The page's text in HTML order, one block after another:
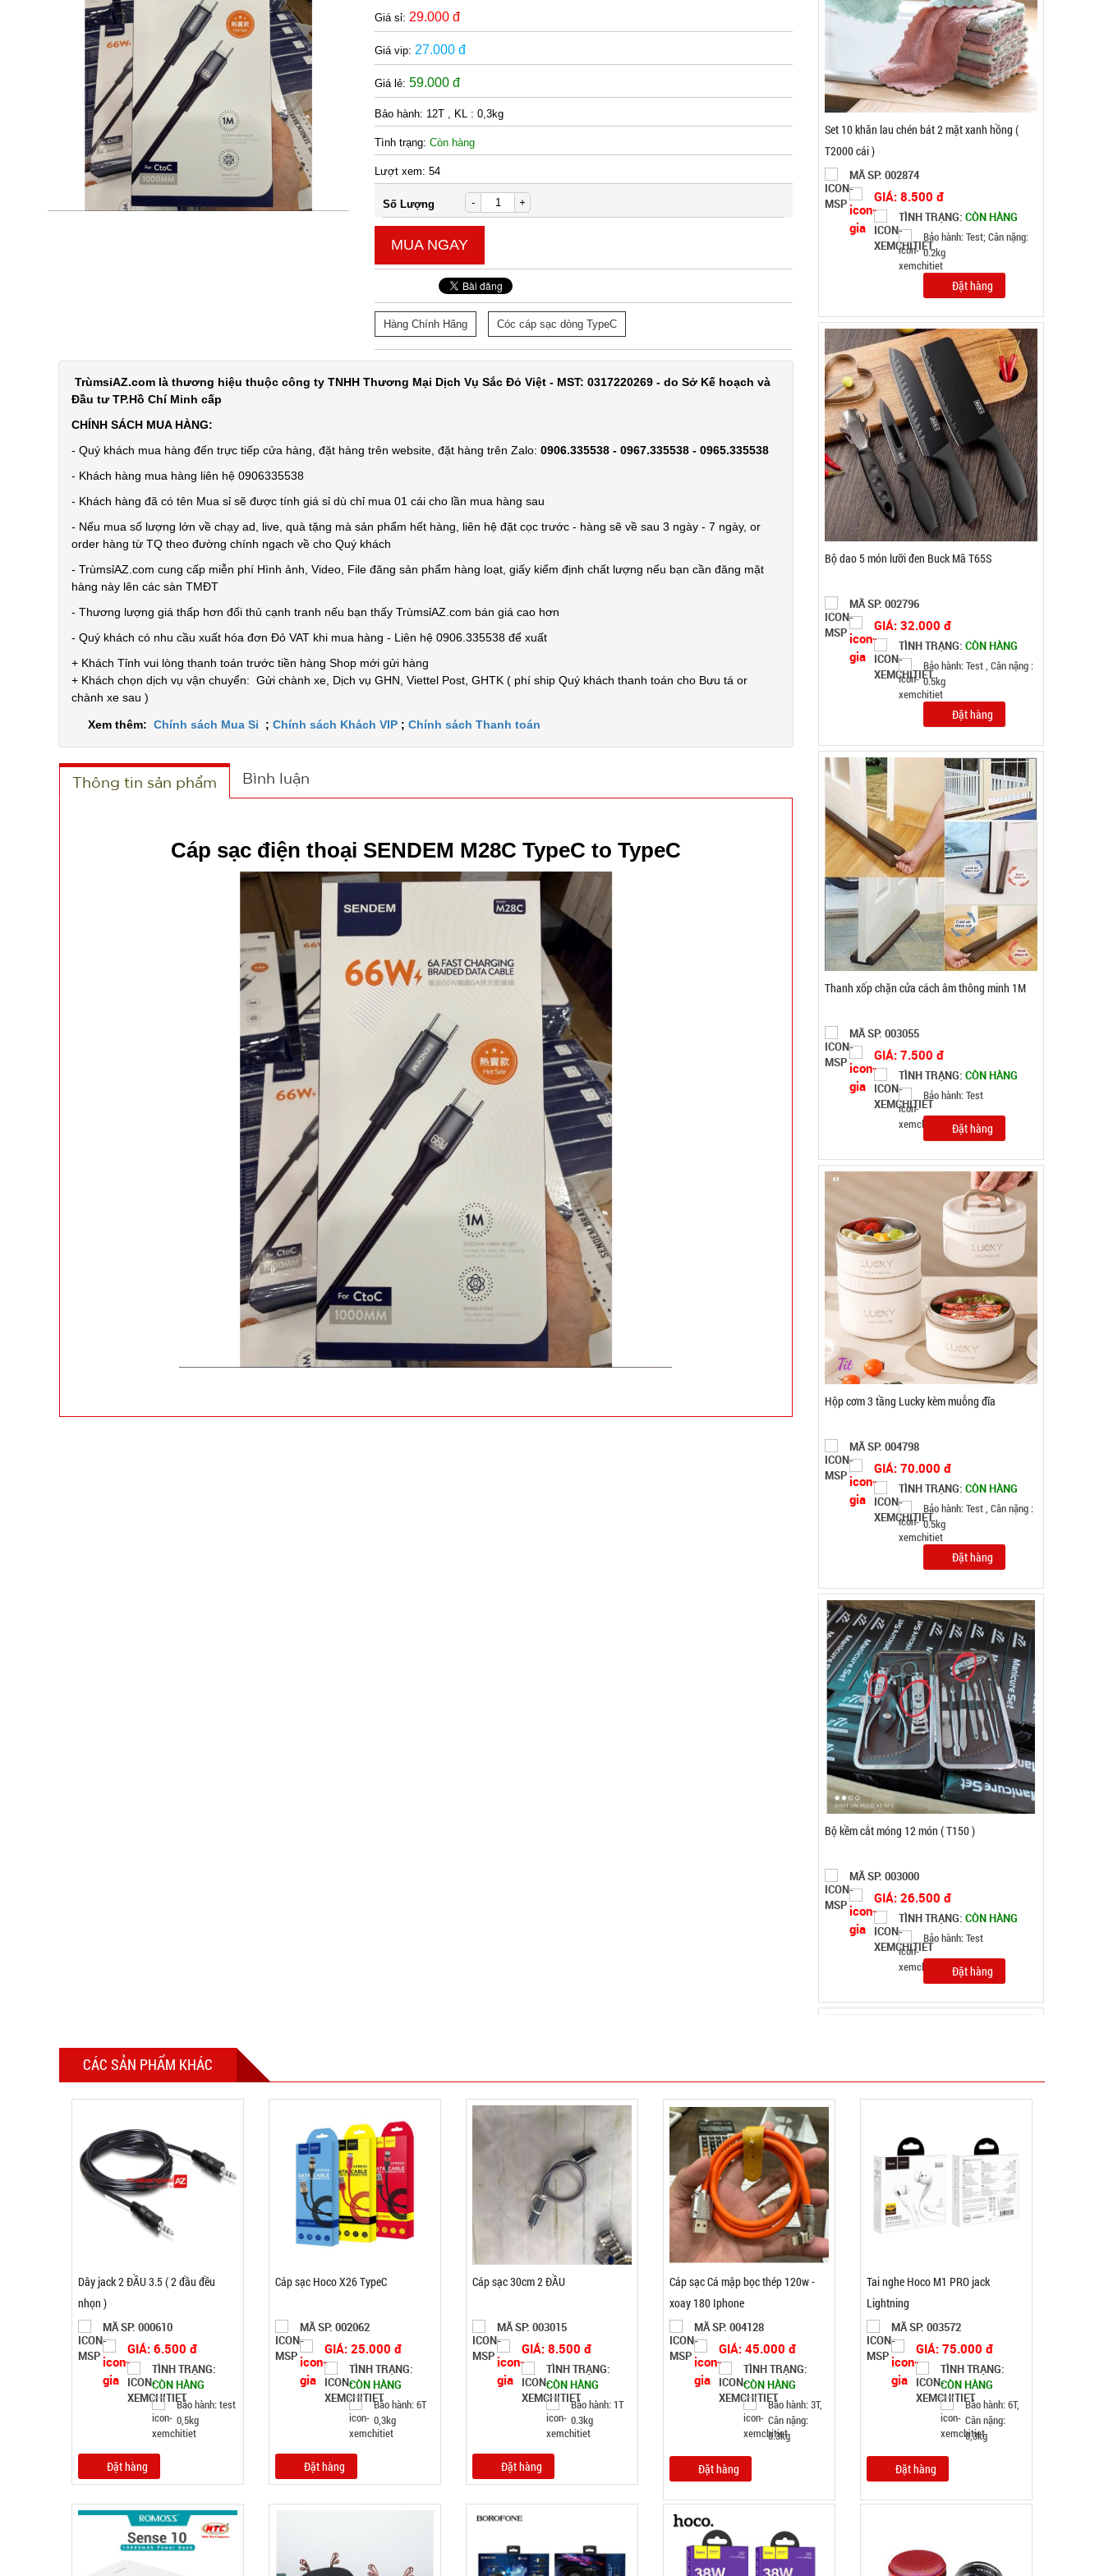
Giá sỉ:29.000 đ
Giá vip:27.000 đ
Giá lẻ:59.000 đ
Bảo hành: 12T , KL : 0,3kg
Tình trạng:Còn hàng
Lượt xem:54
Số Lượng - +
MUA NGAY
Hàng Chính Hãng Cóc cáp sạc dòng TypeC
TrùmsỉAZ.com là thương hiệu thuộc công ty TNHH Thương Mại Dịch Vụ Sắc Đỏ Việt - MST: 0317220269 - do Sở Kế hoạch và
Đầu tư TP.Hồ Chí Minh cấp
CHÍNH SÁCH MUA HÀNG:
- Quý khách mua hàng đến trực tiếp cửa hàng, đặt hàng trên website, đặt hàng trên Zalo: 0906.335538 - 0967.335538 - 0965.335538
- Khách hàng mua hàng liên hệ 0906335538
- Khách hàng đã có tên Mua sỉ sẽ được tính giá sỉ dù chỉ mua 01 cái cho lần mua hàng sau
- Nếu mua số lượng lớn về chạy ad, live, quà tặng mà sản phẩm hết hàng, liên hệ đặt cọc trước - hàng sẽ về sau 3 ngày - 7 ngày, or
order hàng từ TQ theo đường chính ngạch về cho Quý khách
- TrùmsỉAZ.com cung cấp miễn phí Hình ảnh, Video, File đăng sản phẩm hàng loạt, giấy kiểm định chất lượng nếu bạn cần đăng mặt
hàng này lên các sàn TMĐT
- Thương lượng giá thấp hơn đối thủ cạnh tranh nếu bạn thấy TrùmsỉAZ.com bán giá cao hơn
- Quý khách có nhu cầu xuất hóa đơn Đỏ VAT khi mua hàng - Liên hệ 0906.335538 để xuất
+ Khách Tỉnh vui lòng thanh toán trước tiền hàng Shop mới gửi hàng
+ Khách chọn dịch vụ vận chuyển: Gửi chành xe, Dịch vụ GHN, Viettel Post, GHTK ( phí ship Quý khách thanh toán cho Bưu tá or
chành xe sau )
Xem thêm: Chính sách Mua Sỉ ; Chính sách Khách VIP ; Chính sách Thanh toán
Thông tin sản phẩm Bình luận
Cáp sạc điện thoại SENDEM M28C TypeC to TypeC
Bộ dao 5 món lưỡi đen Buck Mã T65S
GIÁ: 32.000 đ
TÌNH TRẠNG:CÒN HÀNG
Bảo hành: Test , Cân nặng :
0.5kg
Đặt hàng
Thanh xốp chặn cửa cách âm thông minh 1M
GIÁ: 7.500 đ
TÌNH TRẠNG:CÒN HÀNG
Bảo hành: Test
Đặt hàng
Hộp cơm 3 tầng Lucky kèm muỗng đĩa
MÃ SP: 004798
GIÁ: 70.000 đ
TÌNH TRẠNG:CÒN HÀNG
Bảo hành: Test , Cân nặng :
0.5kg
Đặt hàng
Bộ kềm cắt móng 12 món ( T150 )
GIÁ: 26.500 đ
TÌNH TRẠNG:CÒN HÀNG
Bảo hành: Test
Đặt hàng
Ấm siêu tốc inox 1,8 Lít ( T24, full vat )
MÃ SP: SP004162
GIÁ: 65.000 đ
TÌNH TRẠNG:CÒN HÀNG
Đặt hàng
Chiếu tấm bạc Ngủ du lịch văn phòng ( T50, full
MÃ SP: 002369
GIÁ: 25.000 đ
TÌNH TRẠNG:CÒN HÀNG
Bảo hành: Test
CÁC SẢN PHẨM KHÁC
Dây jack 2 ĐẦU 3.5 ( 2 đầu đều
nhọn )
MÃ SP: 000610
GIÁ: 6.500 đ
TÌNH TRẠNG:
CÒN HÀNG
Bảo hành: test
0,5kg
Đặt hàng
Cáp sạc Hoco X26 TypeC
MÃ SP: 002062
GIÁ: 25.000 đ
TÌNH TRẠNG:
CÒN HÀNG
Bảo hành: 6T
0,3kg
Đặt hàng
Cáp sạc 30cm 2 ĐẦU
MÃ SP: 003015
GIÁ: 8.500 đ
TÌNH TRẠNG:
CÒN HÀNG
Bảo hành: 1T
0.3kg
Đặt hàng
Cáp sạc Cá mập bọc thép 120w -
xoay 180 Iphone
MÃ SP: 004128
GIÁ: 45.000 đ
TÌNH TRẠNG:
CÒN HÀNG
Bảo hành: 3T,
Cân nặng:
0.3kg
Đặt hàng
Tai nghe Hoco M1 PRO jack
Lightning
MÃ SP: 003572
GIÁ: 75.000 đ
TÌNH TRẠNG:
CÒN HÀNG
Bảo hành: 6T,
Cân nặng:
0,3kg
Đặt hàng